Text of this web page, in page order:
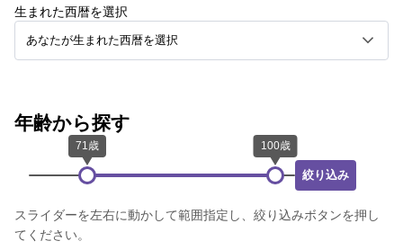
生まれた西暦を選択
年齢から探す
絞り込み
スライダーを左右に動かして範囲指定し、絞り込みボタンを押し
てください。